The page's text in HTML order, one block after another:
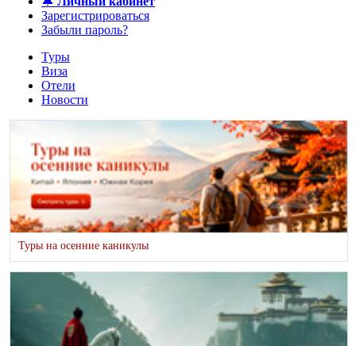
Зарегистрироваться
Забыли пароль?
Туры
Виза
Отели
Новости
Туры на осенние каникулы